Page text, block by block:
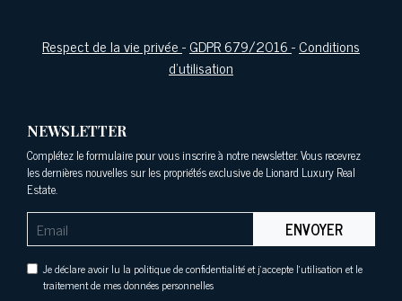
Respect de la vie privée-GDPR 679/2016-Conditions
d'utilisation
NEWSLETTER
Complétez le formulaire pour vous inscrire à notre newsletter. Vous recevrez
les dernières nouvelles sur les propriétés exclusive de Lionard Luxury Real
Estate.
ENVOYER
Je déclare avoir lu la politique de confidentialité et j'accepte l'utilisation et le
traitement de mes données personnelles